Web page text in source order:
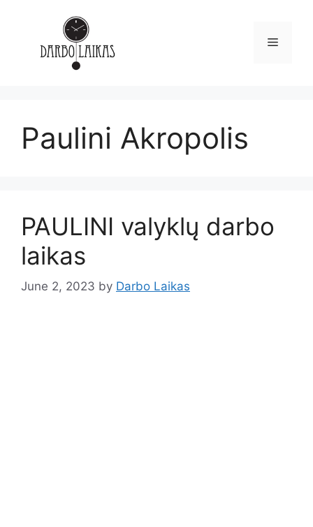
Paulini Akropolis
PAULINI valyklų darbo
laikas
June 2, 2023 by Darbo Laikas